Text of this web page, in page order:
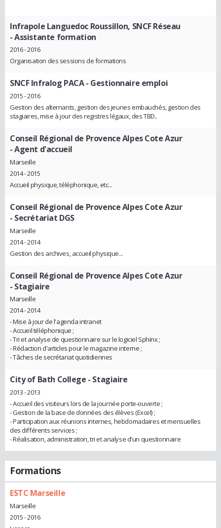
Infrapole Languedoc Roussillon, SNCF Réseau
- Assistante formation
2016 - 2016
Organisation des sessions de formations
SNCF Infralog PACA- Gestionnaire emploi
2015 - 2016
Gestion des alternants, gestion des jeunes embauchés, gestion des
stagiaires, mise à jour des registres légaux, des TBD..
Conseil Régional de Provence Alpes Cote Azur
- Agent d'accueil
Marseille
2014 - 2015
Accueil physique, téléphonique, etc...
Conseil Régional de Provence Alpes Cote Azur
- Secrétariat DGS
Marseille
2014 - 2014
Gestion des archives, accueil physique...
Conseil Régional de Provence Alpes Cote Azur
- Stagiaire
Marseille
2014 - 2014
- Mise à jour de l'agenda intranet
- Accueil téléphonique ;
- Tri et analyse de questionnaire sur le logiciel Sphinx ;
- Rédaction d'articles pour le magazine interne ;
- Tâches de secrétariat quotidiennes
City of Bath College - Stagiaire
2013 - 2013
- Accueil des visiteurs lors de la journée porte-ouverte ;
- Gestion de la base de données des élèves (Excel) ;
- Participation aux réunions internes, hebdomadaires et mensuelles
des différents services ;
- Réalisation, administration, tri et analyse d'un questionnaire
Formations
ESTC Marseille
Marseille
2015 - 2016